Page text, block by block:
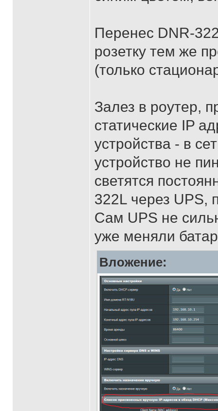
Перенес DNR-
розетку тем же
(только
Залез в роутер,
статические IP
устройства - в
устройство не
светятся
322L через UPS,
Сам UPS не
уже меняли
Вложение: